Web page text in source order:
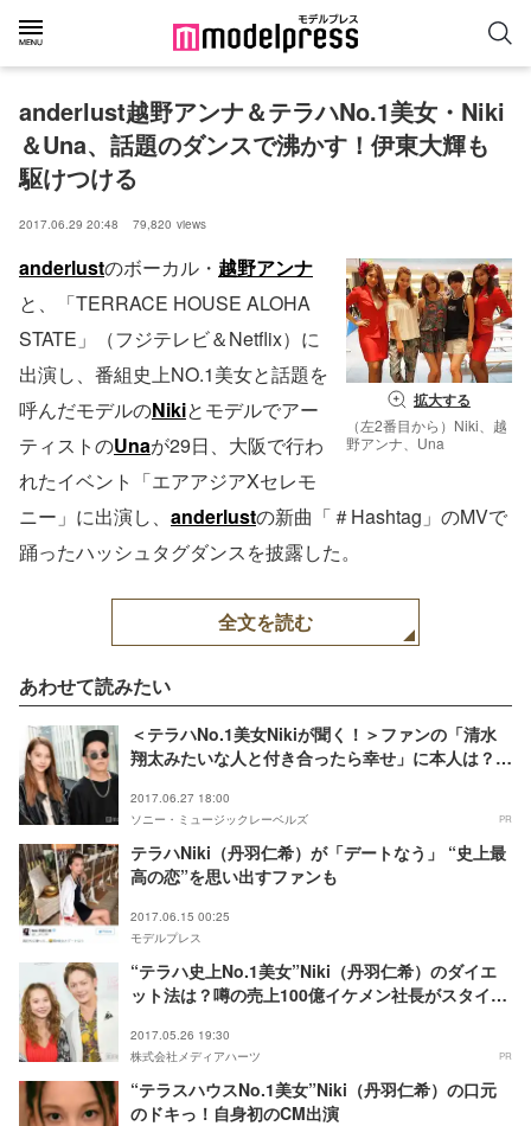
anderlust越野アンナ＆テラハNo.1美女・Niki
＆Una、話題のダンスで沸かす！伊東大輝も
駆けつける
2017.06.29 20:48 79,820 views
拡大する
（左2番目から）Niki、越
野アンナ、Una
anderlustのボーカル・ 越野アンナ
と、「TERRACE HOUSE ALOHA
STATE」（フジテレビ＆Netflix）に
出演し、番組史上NO.1美女と話題を
呼んだモデルのNikiとモデルでアー
ティストのUnaが29日、大阪で行わ
れたイベント「エアアジアXセレモ
ニー」に出演し、 anderlustの新曲「＃Hashtag」のMVで
踊ったハッシュタグダンスを披露した。
全文を読む
あわせて読みたい
＜テラハNo.1美女Nikiが聞く！＞ファンの「清水
翔太みたいな人と付き合ったら幸せ」に本人は？恋
2017.06.27 18:00
ソニー・ミュージックレーベルズ
PR
テラハNiki（丹羽仁希）が「デートなう」 “史上最
高の恋”を思い出すファンも
2017.06.15 00:25
モデルプレス
“テラハ史上No.1美女”Niki（丹羽仁希）のダイエ
ット法は？噂の売上100億イケメン社長がスタイル
2017.05.26 19:30
株式会社メディアハーツ
PR
“テラスハウスNo.1美女”Niki（丹羽仁希）の口元
のドキっ！自身初のCM出演